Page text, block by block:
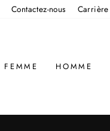
Contactez-nous Carrière
FEMME HOMME